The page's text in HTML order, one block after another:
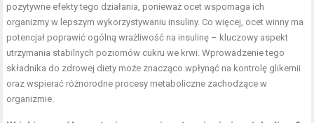
pozytywne efekty tego działania, ponieważ ocet wspomaga ich
organizmy w lepszym wykorzystywaniu insuliny. Co więcej, ocet winny ma
potencjał poprawić ogólną wrażliwość na insulinę – kluczowy aspekt
utrzymania stabilnych poziomów cukru we krwi. Wprowadzenie tego
składnika do zdrowej diety może znacząco wpłynąć na kontrolę glikemii
oraz wspierać różnorodne procesy metaboliczne zachodzące w
organizmie.